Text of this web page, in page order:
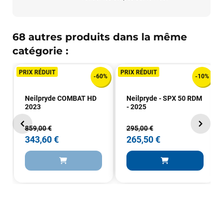
68 autres produits dans la même
catégorie :
PRIX RÉDUIT
-60%
Neilpryde COMBAT HD
2023
859,00 €
343,60 €
PRIX RÉDUIT
-10%
Neilpryde - SPX 50 RDM
- 2025
295,00 €
265,50 €